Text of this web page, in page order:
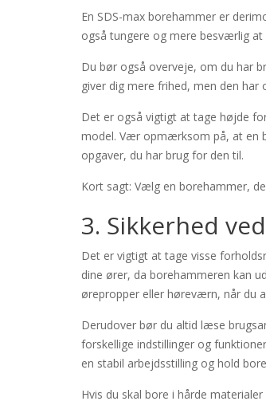
En SDS-max borehammer er
også tungere og mere besværlig at
Du bør også overveje, om du har
giver dig mere frihed, men den
Det er også vigtigt at tage højde
model. Vær opmærksom på, at en
opgaver, du har brug for den til.
Kort sagt: Vælg en borehammer,
3. Sikkerhed
Det er vigtigt at tage visse
dine ører, da borehammeren kan
ørepropper eller høreværn, når du
Derudover bør du altid læse
forskellige indstillinger og
en stabil arbejdsstilling og hold
Hvis du skal bore i hårde